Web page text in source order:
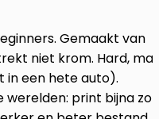
Gemaakt van
niet krom. Hard,
in een hete auto).
werelden: print bijna zo